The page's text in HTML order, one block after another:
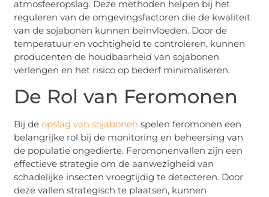
atmosfeeropslag. Deze methoden helpen bij het
reguleren van de omgevingsfactoren die de kwaliteit
van de sojabonen kunnen beïnvloeden. Door de
temperatuur en vochtigheid te controleren, kunnen
producenten de houdbaarheid van sojabonen
verlengen en het risico op bederf minimaliseren.
De Rol van Feromonen
Bij deopslag van sojabonen spelen feromonen een
belangrijke rol bij de monitoring en beheersing van
de populatie ongedierte. Feromonenvallen zijn een
effectieve strategie om de aanwezigheid van
schadelijke insecten vroegtijdig te detecteren. Door
deze vallen strategisch te plaatsen, kunnen